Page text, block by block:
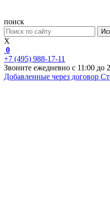
поиск
X
0
+7 (495) 988-17-11
Звоните ежедневно с 11:00 до
Добавленные через договор